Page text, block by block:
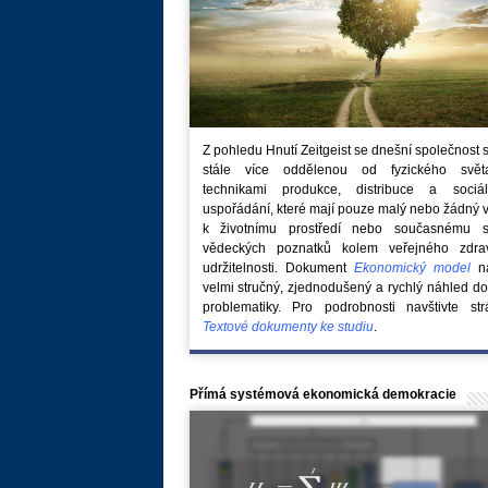
Z pohledu Hnutí Zeitgeist se dnešní společnost
stále více oddělenou od fyzického
technikami produkce, distribuce a
uspořádání, které mají pouze malý nebo žádný
k životnímu prostředí nebo současnému
vědeckých poznatků kolem veřejného
udržitelnosti. Dokument Ekonomický model
velmi stručný, zjednodušený a rychlý náhled
problematiky. Pro podrobnosti navštivte
Textové dokumenty ke studiu.
Přímá systémová ekonomická demokracie